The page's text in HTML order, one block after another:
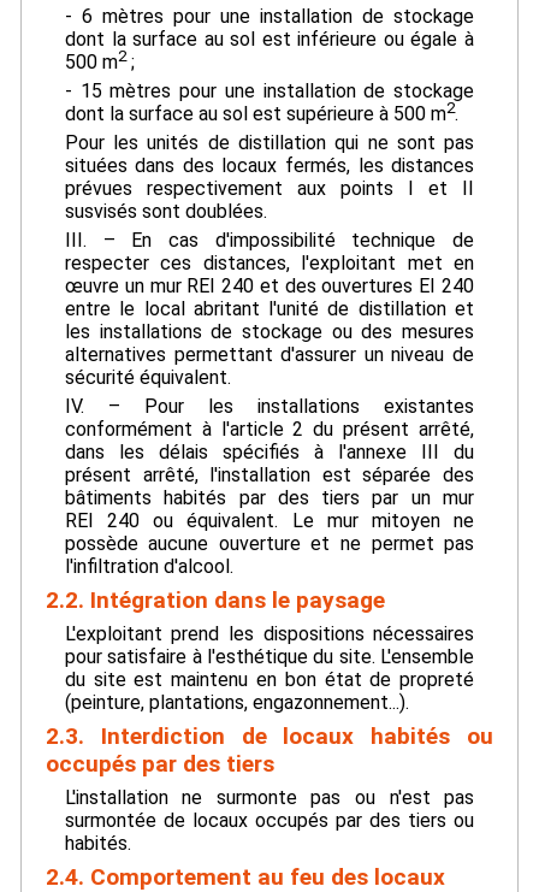
- 6 mètres pour une installation de stockage
dont la surface au sol est inférieure ou égale à
500 m2;
- 15 mètres pour une installation de stockage
dont la surface au sol est supérieure à 500 m2.
Pour les unités de distillation qui ne sont pas
situées dans des locaux fermés, les distances
prévues respectivement aux points I et II
susvisés sont doublées.
III. – En cas d'impossibilité technique de
respecter ces distances, l'exploitant met en
œuvre un mur REI 240 et des ouvertures EI 240
entre le local abritant l'unité de distillation et
les installations de stockage ou des mesures
alternatives permettant d'assurer un niveau de
sécurité équivalent.
IV. – Pour les installations existantes
conformément à l'article 2 du présent arrêté,
dans les délais spécifiés à l'annexe III du
présent arrêté, l'installation est séparée des
bâtiments habités par des tiers par un mur
REI 240 ou équivalent. Le mur mitoyen ne
possède aucune ouverture et ne permet pas
l'infiltration d'alcool.
2.2. Intégration dans le paysage
L'exploitant prend les dispositions nécessaires
pour satisfaire à l'esthétique du site. L'ensemble
du site est maintenu en bon état de propreté
(peinture, plantations, engazonnement...).
2.3. Interdiction de locaux habités ou
occupés par des tiers
L'installation ne surmonte pas ou n'est pas
surmontée de locaux occupés par des tiers ou
habités.
2.4. Comportement au feu des locaux